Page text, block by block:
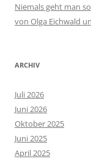
Niemals geht man
von Olga Eichwald
ARCHIV
Juli 2026
Juni 2026
Oktober 2025
Juni 2025
April 2025